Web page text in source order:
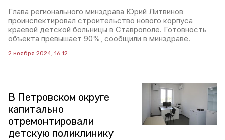
Глава регионального минздрава Юрий Литвинов
проинспектировал строительство нового корпуса
краевой детской больницы в Ставрополе. Готовность
объекта превышает 90%, сообщили в минздраве.
2 ноября 2024, 16:12
В Петровском округе
капитально
отремонтировали
детскую поликлинику